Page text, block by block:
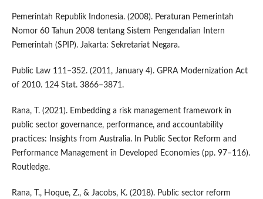
Pemerintah Republik Indonesia. (2008). Peraturan Pemerintah
Nomor 60 Tahun 2008 tentang Sistem Pengendalian Intern
Pemerintah (SPIP). Jakarta: Sekretariat Negara.
Public Law 111–352. (2011, January 4). GPRA Modernization Act
of 2010. 124 Stat. 3866–3871.
Rana, T. (2021). Embedding a risk management framework in
public sector governance, performance, and accountability
practices: Insights from Australia. In Public Sector Reform and
Performance Management in Developed Economies (pp. 97–116).
Routledge.
Rana, T., Hoque, Z., & Jacobs, K. (2018). Public sector reform